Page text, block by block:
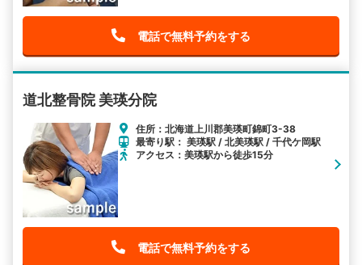
電話で無料予約をする
道北整骨院 美瑛分院
住所：北海道上川郡美瑛町錦町3-38
最寄り駅： 美瑛駅 / 北美瑛駅 / 千代ケ岡駅
アクセス：美瑛駅から徒歩15分
電話で無料予約をする